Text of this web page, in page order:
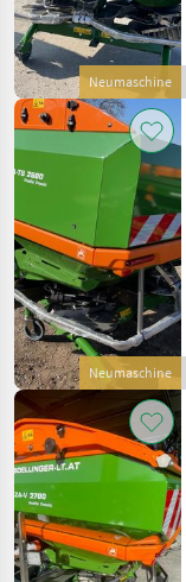
Neumaschine
Neumaschine